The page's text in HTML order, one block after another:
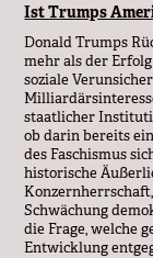
Ist Trumps
Donald Trumps
mehr als der
soziale
staatlicher
ob darin bereits
des Faschismus
historische
Schwächung
die Frage, welche
Entwicklung